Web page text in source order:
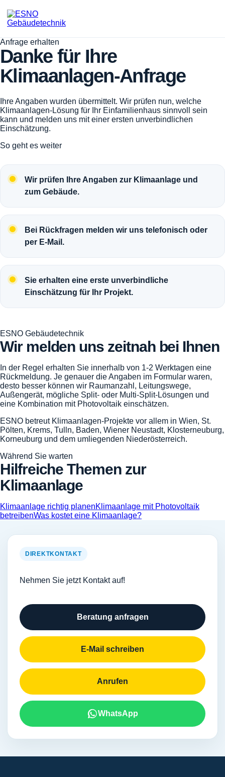
Anfrage erhalten
Danke für Ihre
Klimaanlagen-Anfrage
Ihre Angaben wurden übermittelt. Wir prüfen nun, welche
Klimaanlagen-Lösung für Ihr Einfamilienhaus sinnvoll sein
kann und melden uns mit einer ersten unverbindlichen
Einschätzung.
So geht es weiter
Wir prüfen Ihre Angaben zur Klimaanlage und
zum Gebäude.
Bei Rückfragen melden wir uns telefonisch oder
per E-Mail.
Sie erhalten eine erste unverbindliche
Einschätzung für Ihr Projekt.
ESNO Gebäudetechnik
Wir melden uns zeitnah bei Ihnen
In der Regel erhalten Sie innerhalb von 1-2 Werktagen eine
Rückmeldung. Je genauer die Angaben im Formular waren,
desto besser können wir Raumanzahl, Leitungswege,
Außengerät, mögliche Split- oder Multi-Split-Lösungen und
eine Kombination mit Photovoltaik einschätzen.
ESNO betreut Klimaanlagen-Projekte vor allem in Wien, St.
Pölten, Krems, Tulln, Baden, Wiener Neustadt, Klosterneuburg,
Korneuburg und dem umliegenden Niederösterreich.
Während Sie warten
Hilfreiche Themen zur
Klimaanlage
Klimaanlage richtig planenKlimaanlage mit Photovoltaik
betreibenWas kostet eine Klimaanlage?
DIREKTKONTAKT
Nehmen Sie jetzt Kontakt auf!
Beratung anfragen
E-Mail schreiben
Anrufen
WhatsApp